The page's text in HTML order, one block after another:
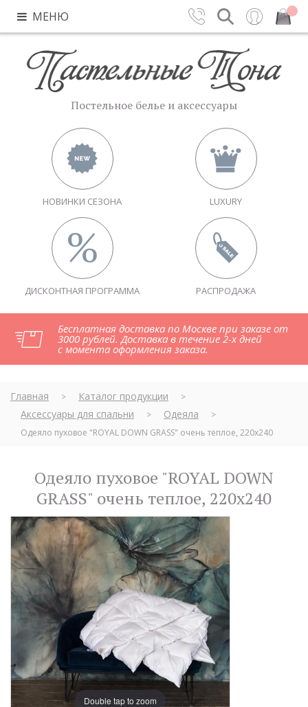
МЕНЮ Вход Закрыть
Постельное белье и аксессуары
НОВИНКИ СЕЗОНА LUXURY
ДИСКОНТНАЯ ПРОГРАММА РАСПРОДАЖА
Бесплатная доставка по Москве при заказе от
3000 рублей. Доставка в течение 2-х дней
с момента оформления заказа.
Главная > Каталог продукции >
Аксессуары для спальни > Одеяла
>
Одеяло пуховое "ROYAL DOWN GRASS" очень теплое, 220х240
Одеяло пуховое "ROYAL DOWN
GRASS" очень теплое, 220х240
Double tap to zoom